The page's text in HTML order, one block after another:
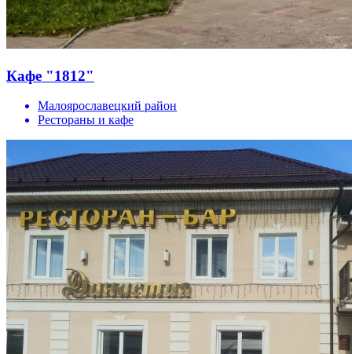
Кафе "1812"
Малоярославецкий район
Рестораны и кафе